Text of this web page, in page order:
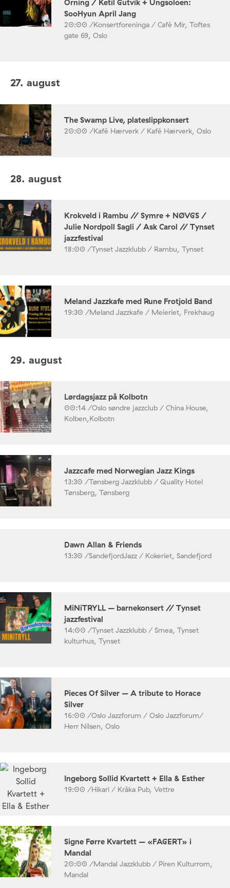
Orning / Ketil Gutvik + Ungsoloen:
SooHyun April Jang
20:00 /Konsertforeninga / Café Mir, Toftes
gate 69, Oslo
27. august
The Swamp Live, plateslippkonsert
20:00 /Kafé Hærverk / Kafé Hærverk, Oslo
28. august
Krokveld i Rambu // Symre + NØVGS /
Julie Nordpoll Sagli / Ask Carol // Tynset
jazzfestival
18:00 /Tynset Jazzklubb / Rambu, Tynset
Meland Jazzkafe med Rune Frotjold Band
19:30 /Meland Jazzkafe / Meieriet, Frekhaug
29. august
Lørdagsjazz på Kolbotn
00:14 /Oslo søndre jazzclub / China House,
Kolben,Kolbotn
Jazzcafe med Norwegian Jazz Kings
13:30 /Tønsberg Jazzklubb / Quality Hotel
Tønsberg, Tønsberg
Dawn Allan & Friends
13:30 /SandefjordJazz / Kokeriet, Sandefjord
MiNiTRYLL – barnekonsert // Tynset
jazzfestival
14:00 /Tynset Jazzklubb / Smea, Tynset
kulturhus, Tynset
Pieces Of Silver – A tribute to Horace
Silver
16:00 /Oslo Jazzforum / Oslo Jazzforum/
Herr Nilsen, Oslo
Ingeborg Sollid Kvartett + Ella & Esther
19:00 /Hikari / Kråka Pub, Vettre
Signe Førre Kvartett – «FAGERT» i
Mandal
20:00 /Mandal Jazzklubb / Piren Kulturrom,
Mandal